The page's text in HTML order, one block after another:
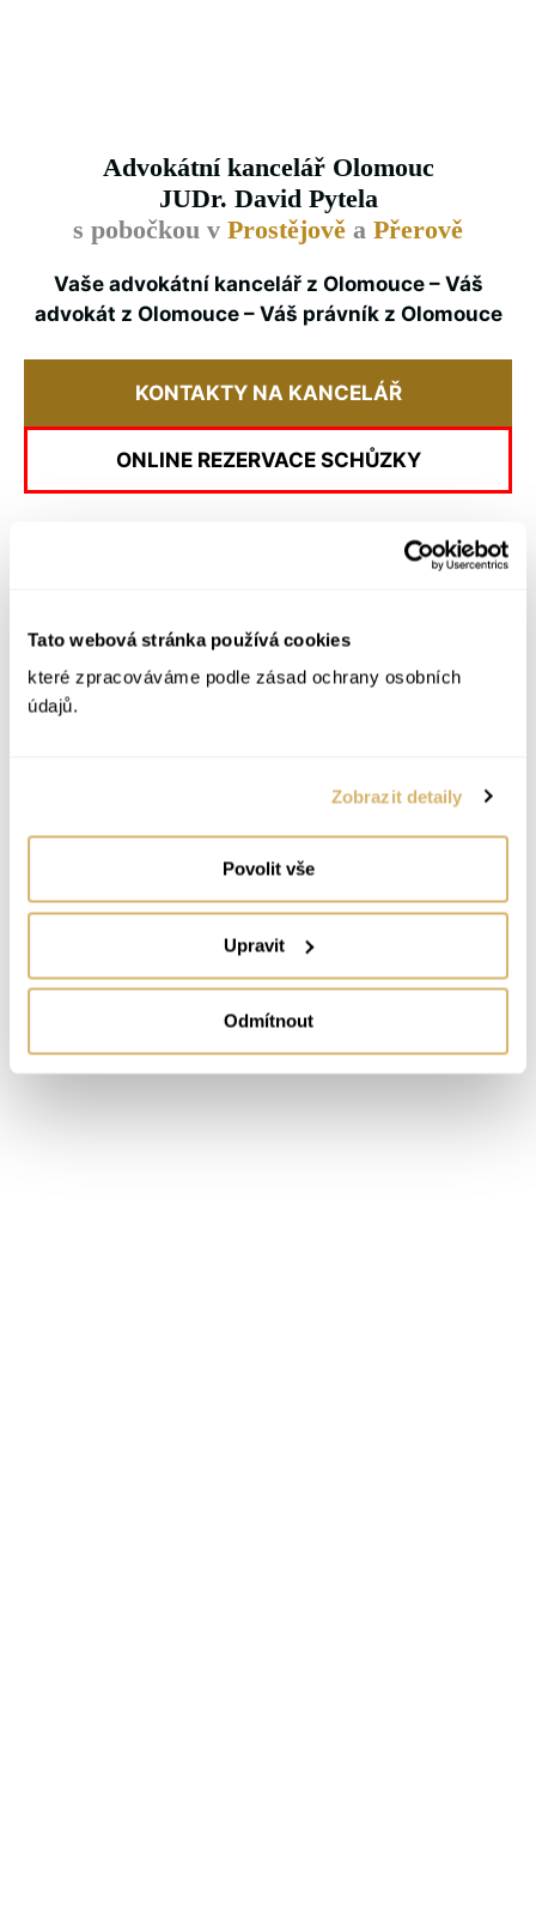
Tato webová stránka používá cookies
které zpracováváme podle zásad ochrany osobních
údajů.
Zobrazit detaily
Povolit vše
Upravit
Odmítnout
Advokátní kancelář Olomouc
JUDr. David Pytela
s pobočkou v Prostějově a Přerově
Vaše advokátní kancelář z Olomouce – Váš
advokát z Olomouce – Váš právník z Olomouce
KONTAKTY NA KANCELÁŘ
ONLINE REZERVACE SCHŮZKY
1 300 Kč + DPH za půl hodiny – Platba kartou –